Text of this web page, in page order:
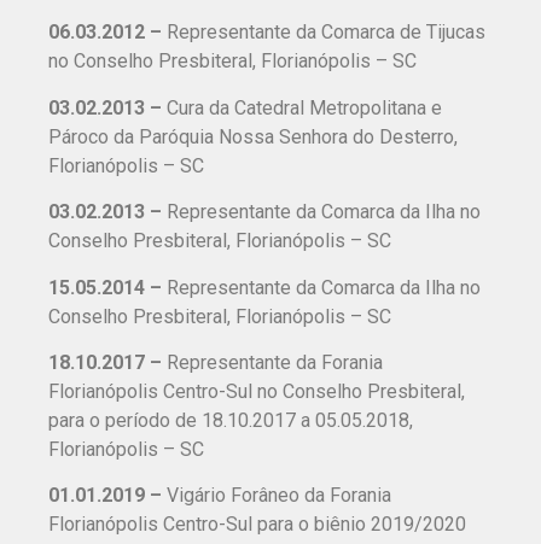
06.03.2012 – Representante da Comarca de Tijucas
no Conselho Presbiteral, Florianópolis – SC
03.02.2013 – Cura da Catedral Metropolitana e
Pároco da Paróquia Nossa Senhora do Desterro,
Florianópolis – SC
03.02.2013 – Representante da Comarca da Ilha no
Conselho Presbiteral, Florianópolis – SC
15.05.2014 – Representante da Comarca da Ilha no
Conselho Presbiteral, Florianópolis – SC
18.10.2017 – Representante da Forania
Florianópolis Centro-Sul no Conselho Presbiteral,
para o período de 18.10.2017 a 05.05.2018,
Florianópolis – SC
01.01.2019 – Vigário Forâneo da Forania
Florianópolis Centro-Sul para o biênio 2019/2020